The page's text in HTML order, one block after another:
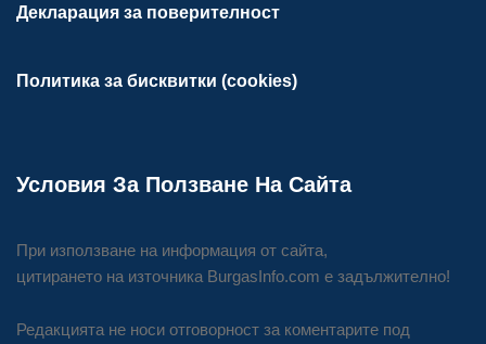
Декларация за поверителност
Политика за бисквитки (cookies)
Условия За Ползване На Сайта
При използване на информация от сайта,
цитирането на източника BurgasInfo.com е задължително!
Редакцията не носи отговорност за коментарите под